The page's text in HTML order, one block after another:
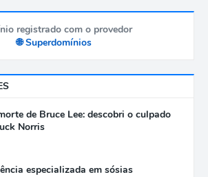
registrado com o provedor
🌐 Superdomínios
de Bruce Lee: descobri o culpado
Norris
especializada em sósias